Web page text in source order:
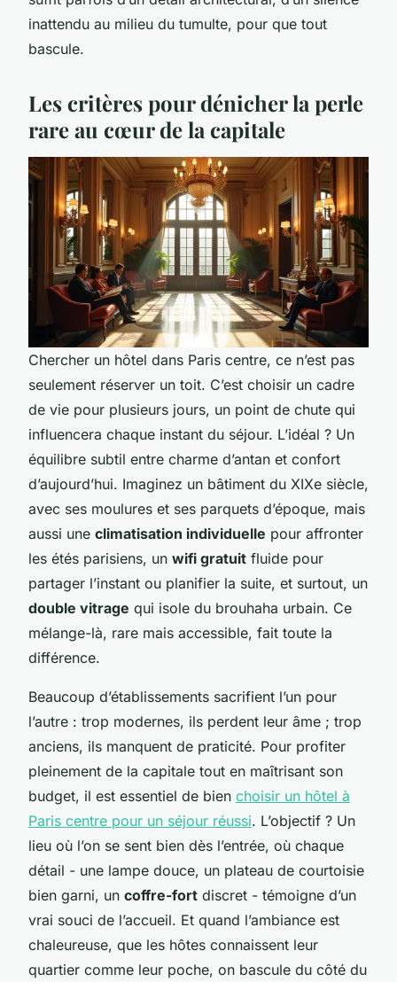
inattendu au milieu du tumulte, pour que tout
bascule.
Les critères pour dénicher la perle
rare au cœur de la capitale
Chercher un hôtel dans Paris centre, ce n’est pas
seulement réserver un toit. C’est choisir un cadre
de vie pour plusieurs jours, un point de chute qui
influencera chaque instant du séjour. L’idéal ? Un
équilibre subtil entre charme d’antan et confort
d’aujourd’hui. Imaginez un bâtiment du XIXe siècle,
avec ses moulures et ses parquets d’époque, mais
aussi une climatisation individuelle pour affronter
les étés parisiens, un wifi gratuit fluide pour
partager l’instant ou planifier la suite, et surtout, un
double vitrage qui isole du brouhaha urbain. Ce
mélange-là, rare mais accessible, fait toute la
différence.
Beaucoup d’établissements sacrifient l’un pour
l’autre : trop modernes, ils perdent leur âme ; trop
anciens, ils manquent de praticité. Pour profiter
pleinement de la capitale tout en maîtrisant son
budget, il est essentiel de bien choisir un hôtel à
Paris centre pour un séjour réussi. L’objectif ? Un
lieu où l’on se sent bien dès l’entrée, où chaque
détail - une lampe douce, un plateau de courtoisie
bien garni, un coffre-fort discret - témoigne d’un
vrai souci de l’accueil. Et quand l’ambiance est
chaleureuse, que les hôtes connaissent leur
quartier comme leur poche, on bascule du côté du